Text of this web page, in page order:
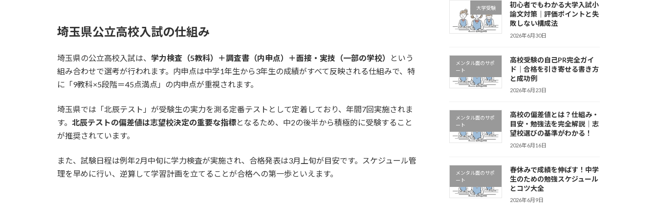
埼玉県公立高校入試の仕組み
埼玉県の公立高校入試は、 学力検査（5教科）＋調査書（内申点）＋面接・実技（一部の学校）
という
組み合わせで選考が行われます。内申点は中学1年生から3年生の成績がすべて反映される仕組みで、特
に「9教科×5段階＝45点満点」の内申点が重視されます。
埼玉県では「北辰テスト」が受験生の実力を測る定番テストとして定着しており、年間7回実施されま
す。 北辰テストの偏差値は志望校決定の重要な指標となるため、中2の後半から積極的に受験すること
が推奨されています。
また、試験日程は例年2月中旬に学力検査が実施され、合格発表は3月上旬が目安です。スケジュール管
理を早めに行い、逆算して学習計画を立てることが合格への第一歩といえます。
大学受験
初心者でもわかる大学入試小
論文対策｜評価ポイントと失
敗しない構成法
2026年6月30日
メンタル面のサポ
ート
高校受験の自己PR完全ガイ
ド｜合格を引き寄せる書き方
と成功例
2026年6月23日
メンタル面のサポ
ート
高校の偏差値とは？仕組み・
目安・勉強法を完全解説｜志
望校選びの基準がわかる！
2026年6月16日
メンタル面のサポ
ート
春休みで成績を伸ばす！中学
生のための勉強スケジュール
とコツ大全
2026年6月9日